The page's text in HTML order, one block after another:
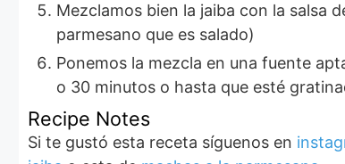
Mezclamos bien la jaiba con la salsa de queso, condimentamos con sal y pimienta blanca (piensen que aun falta el queso
parmesano que es salado)
Ponemos la mezcla en una fuente apta para horno espolvoreamos con queso parmesano y llevamos al horno por unos 20
o 30 minutos o hasta que esté
Recipe Notes
Si te gustó esta receta síguenos en